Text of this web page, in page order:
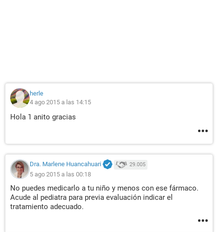
herle
4 ago 2015 a las 14:15
Hola 1 anito gracias
Dra. Marlene Huancahuari 29.005
5 ago 2015 a las 00:18
No puedes medicarlo a tu niño y menos con ese fármaco.
Acude al pediatra para previa evaluación indicar el
tratamiento adecuado.